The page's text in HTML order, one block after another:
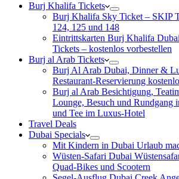
Burj Khalifa Tickets
Burj Khalifa Sky Ticket – SKIP
124, 125 und 148
Eintrittskarten Burj Khalifa
Tickets – kostenlos vorbestellen
Burj al Arab Tickets
Burj Al Arab Dubai, Dinner &
Restaurant-Reservierung
Burj al Arab Besichtigung,
Lounge, Besuch und Rundgang
und Tee im Luxus-Hotel
Travel Deals
Dubai Specials
Mit Kindern in Dubai Urlaub
Wüsten-Safari Dubai
Quad-Bikes und Scootern